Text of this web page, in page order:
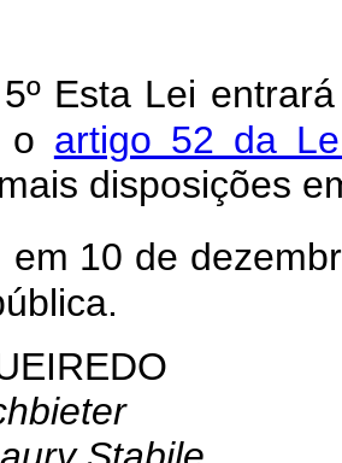
Esta Lei
o artigo 52 da
disposições
em 10 de